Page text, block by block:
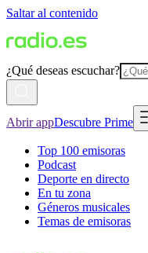
Saltar al contenido
¿Qué deseas escuchar?
Abrir appDescubre Prime
Top 100 emisoras
Podcast
Deporte en directo
En tu zona
Géneros musicales
Temas de emisoras